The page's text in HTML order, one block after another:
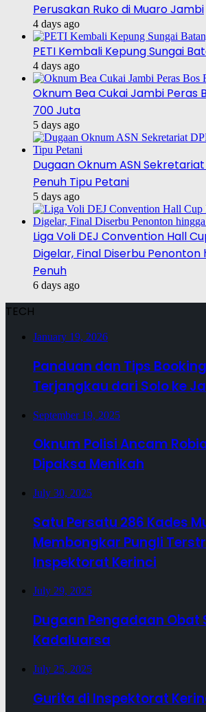
Perusakan Ruko di Muaro Jambi
4 days ago
PETI Kembali Kepung Sungai
4 days ago
Oknum Bea Cukai Jambi Peras
700 Juta
5 days ago
Dugaan Oknum ASN Sekretariat
Penuh Tipu Petani
5 days ago
Liga Voli DEJ Convention Hall
Digelar, Final Diserbu Penonton
Penuh
6 days ago
TECH
January 19, 2026
Panduan dan Tips
Terjangkau dari Solo ke
September 19, 2025
Oknum Polisi Ancam
Dipaksa Menikah
July 30, 2025
Satu Persatu 286 Kades
Membongkar Pungli
Inspektorat Kerinci
July 29, 2025
Dugaan Pengadaan Obat
Kadaluarsa
July 25, 2025
Gurita di Inspektorat